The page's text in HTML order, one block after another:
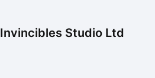
Invincibles Studio Ltd